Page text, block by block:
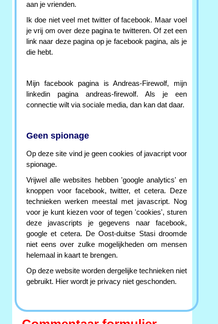
aan je vrienden.
Ik doe niet veel met twitter of facebook. Maar voel
je vrij om over deze pagina te twitteren. Of zet een
link naar deze pagina op je facebook pagina, als je
die hebt.
Mijn facebook pagina is Andreas-Firewolf, mijn
linkedin pagina andreas-firewolf. Als je een
connectie wilt via sociale media, dan kan dat daar.
Geen spionage
Op deze site vind je geen cookies of javacript voor
spionage.
Vrijwel alle websites hebben 'google analytics' en
knoppen voor facebook, twitter, et cetera. Deze
technieken werken meestal met javascript. Nog
voor je kunt kiezen voor of tegen 'cookies', sturen
deze javascripts je gegevens naar facebook,
google et cetera. De Oost-duitse Stasi droomde
niet eens over zulke mogelijkheden om mensen
helemaal in kaart te brengen.
Op deze website worden dergelijke technieken niet
gebruikt. Hier wordt je privacy niet geschonden.